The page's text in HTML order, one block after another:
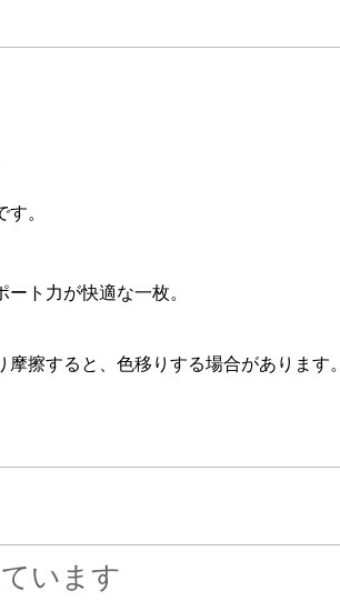
。
ト力が快適な一枚。
擦すると、色移りする場合があります。
います